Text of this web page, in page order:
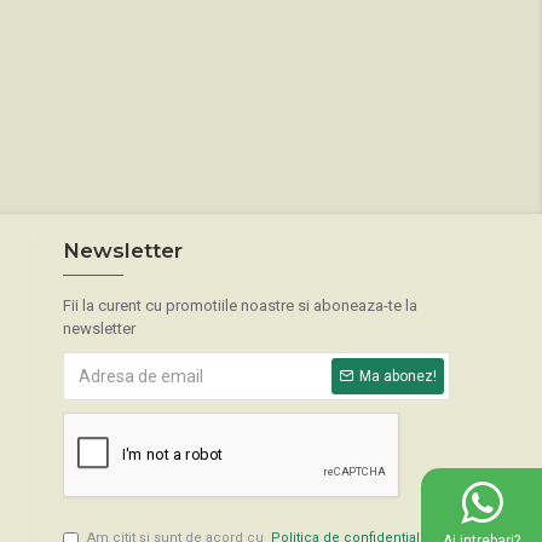
Newsletter
Fii la curent cu promotiile noastre si aboneaza-te la
newsletter
Ma abonez!
Am citit şi sunt de acord cu Politica de confidentialitate